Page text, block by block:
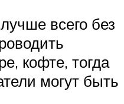
всего без
кофте, тогда
могут быть